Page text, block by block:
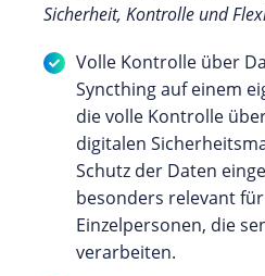
Sicherheit, Kontrolle und
Volle Kontrolle über
Syncthing auf einem
die volle Kontrolle
digitalen
Schutz der Daten
besonders relevant
Einzelpersonen, die
verarbeiten.